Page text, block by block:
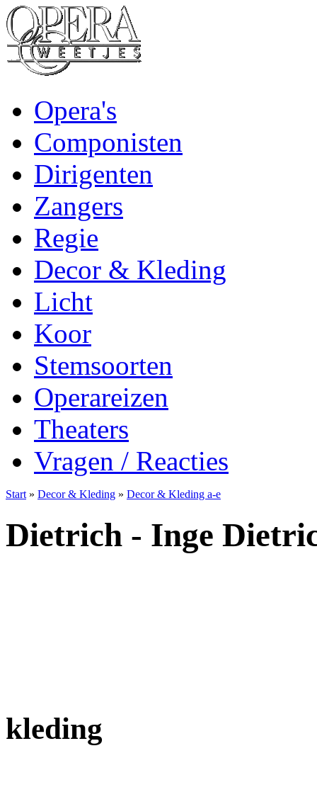
Opera's
Componisten
Dirigenten
Zangers
Regie
Decor & Kleding
Licht
Koor
Stemsoorten
Operareizen
Theaters
Vragen / Reacties
Start » Decor & Kleding » Decor & Kleding a-e
Dietrich - Inge
kleding